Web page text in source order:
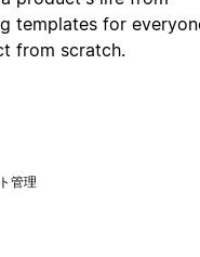
templates for
from scratch.
管理